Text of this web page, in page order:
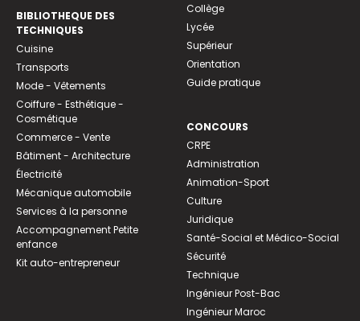
BIBLIOTHEQUE DES
TECHNIQUES
Cuisine
Transports
Mode - Vêtements
Coiffure - Esthétique -
Cosmétique
Commerce - Vente
Bâtiment - Architecture
Électricité
Mécanique automobile
Services à la personne
Accompagnement Petite
enfance
Kit auto-entrepreneur
Collège
Lycée
Supérieur
Orientation
Guide pratique
CONCOURS
CRPE
Administration
Animation-Sport
Culture
Juridique
Santé-Social et Médico-Social
Sécurité
Technique
Ingénieur Post-Bac
Ingénieur Maroc